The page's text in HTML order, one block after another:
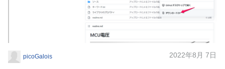
picoGalois 2022年8月 7日